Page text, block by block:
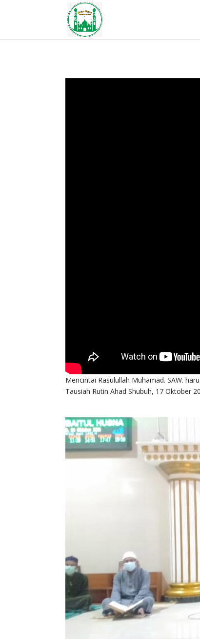
Mencintai Rasulullah Muhamad. SAW.
Tausiah Rutin Ahad Shubuh, 17 Oktober